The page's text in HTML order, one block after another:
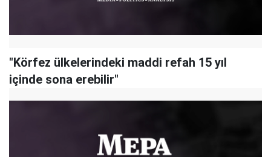
"Körfez ülkelerindeki maddi refah 15 yıl
içinde sona erebilir"